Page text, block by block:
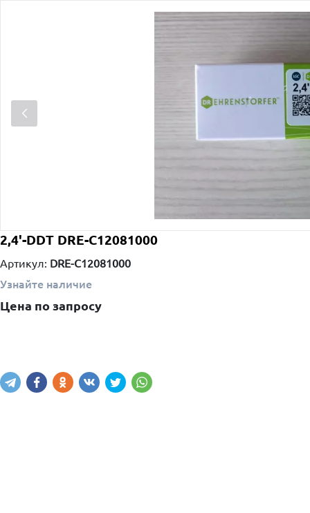
2,4'-DDT DRE-C12081000
Артикул: DRE-C12081000
Узнайте наличие
Цена по запросу